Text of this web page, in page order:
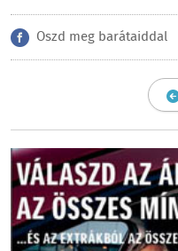
Oszd meg barátaiddal